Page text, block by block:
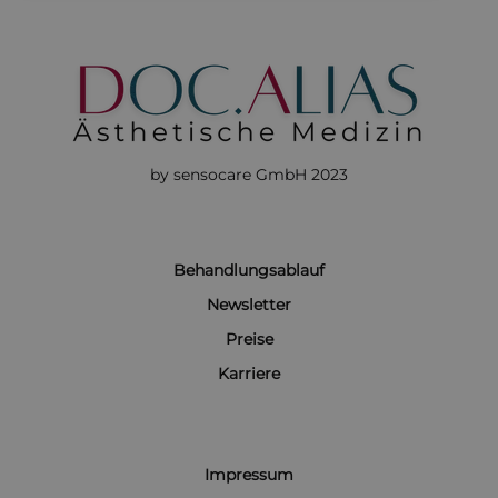
by sensocare GmbH 2023
Behandlungsablauf
Newsletter
Preise
Karriere
Impressum